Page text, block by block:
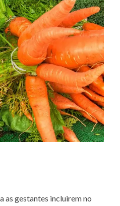
as gestantes incluirem no